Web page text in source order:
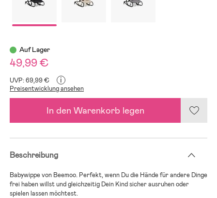
Auf Lager
49,99 €
UVP: 69,99 € i
Preisentwicklung ansehen
In den Warenkorb legen
Beschreibung
Babywippe von Beemoo. Perfekt, wenn Du die Hände für andere Dinge
frei haben willst und gleichzeitig Dein Kind sicher ausruhen oder
spielen lassen möchtest.